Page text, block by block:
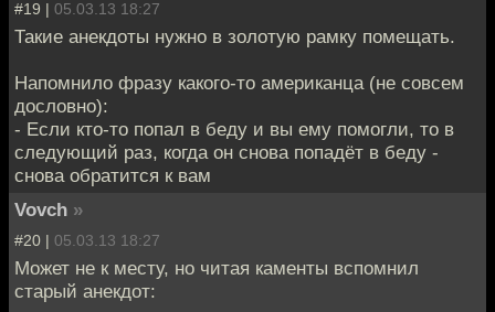
#19 | 05.03.13 18:27
Такие анекдоты нужно в золотую рамку помещать.
Напомнило фразу какого-то американца (не совсем
дословно):
- Если кто-то попал в беду и вы ему помогли, то в
следующий раз, когда он снова попадёт в беду -
снова обратится к вам
Vovch »
#20 | 05.03.13 18:27
Может не к месту, но читая каменты вспомнил
старый анекдот: